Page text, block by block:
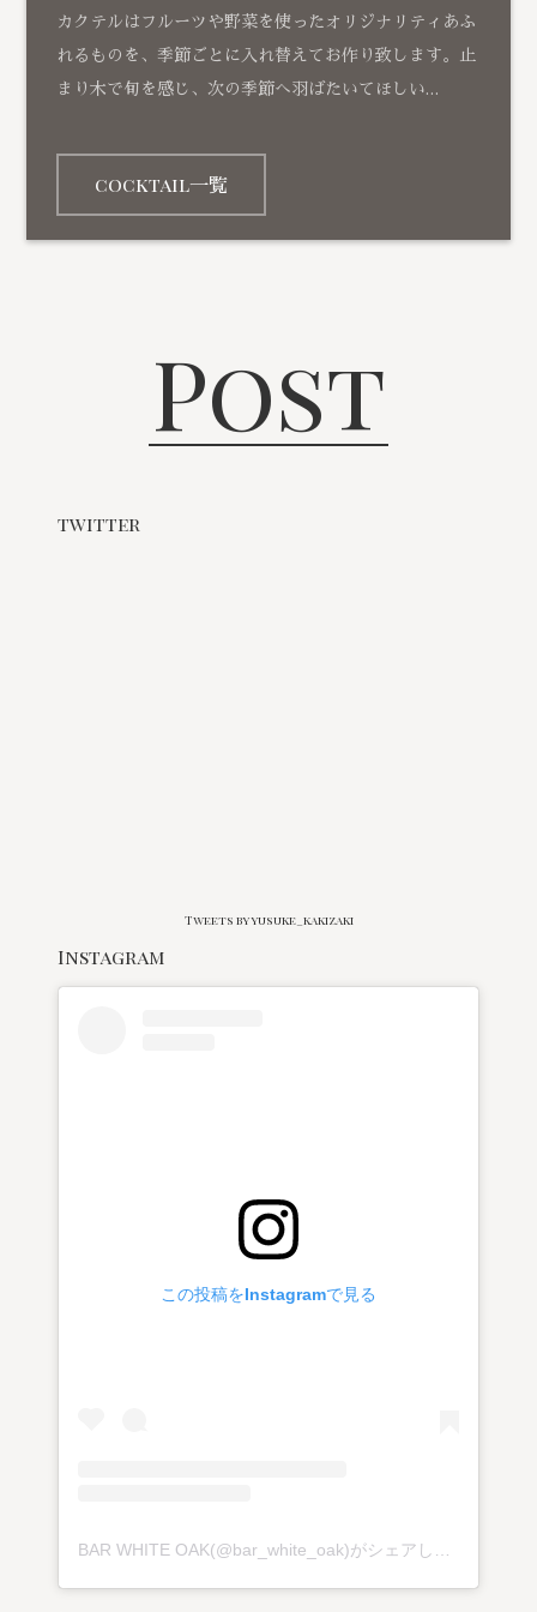
カクテルはフルーツや野菜を使ったオリジナリティあふ
れるものを、季節ごとに入れ替えてお作り致します。止
まり木で旬を感じ、次の季節へ羽ばたいてほしい…
cocktail一覧
Post
twitter
Tweets by yusuke_kakizaki
Instagram
この投稿をInstagramで見る
BAR WHITE OAK(@bar_white_oak)がシェアした投稿